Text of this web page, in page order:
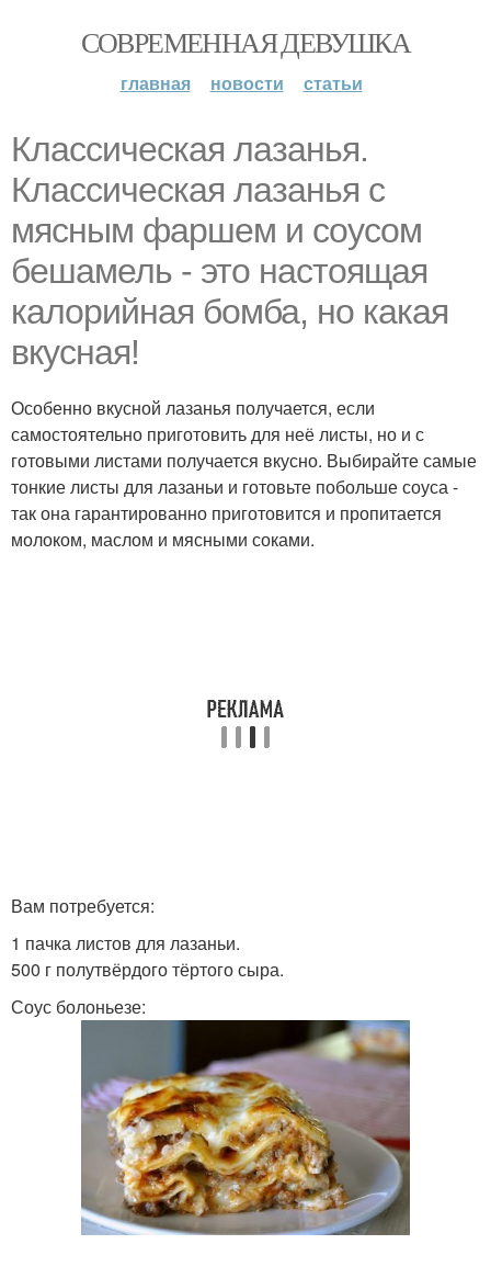
СОВРЕМЕННАЯ ДЕВУШКА
главная новости статьи
Классическая лазанья.
Классическая лазанья с
мясным фаршем и соусом
бешамель - это настоящая
калорийная бомба, но какая
вкусная!
Особенно вкусной лазанья получается, если
самостоятельно приготовить для неё листы, но и с
готовыми листами получается вкусно. Выбирайте самые
тонкие листы для лазаньи и готовьте побольше соуса -
так она гарантированно приготовится и пропитается
молоком, маслом и мясными соками.
Вам потребуется:
1 пачка листов для лазаньи.
500 г полутвёрдого тёртого сыра.
Соус болоньезе: